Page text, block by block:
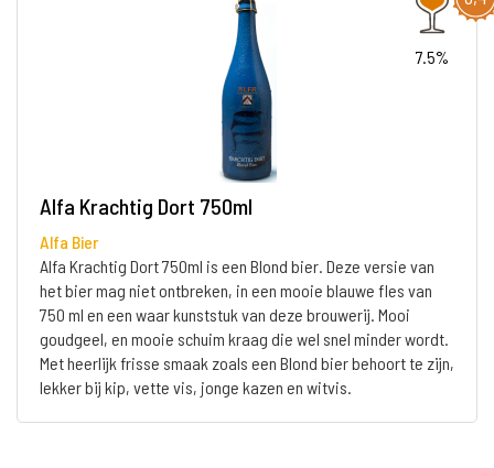
7.5%
Alfa Krachtig Dort 750ml
Alfa Bier
Alfa Krachtig Dort 750ml is een Blond bier. Deze versie van
het bier mag niet ontbreken, in een mooie blauwe fles van
750 ml en een waar kunststuk van deze brouwerij. Mooi
goudgeel, en mooie schuim kraag die wel snel minder wordt.
Met heerlijk frisse smaak zoals een Blond bier behoort te zijn,
lekker bij kip, vette vis, jonge kazen en witvis.